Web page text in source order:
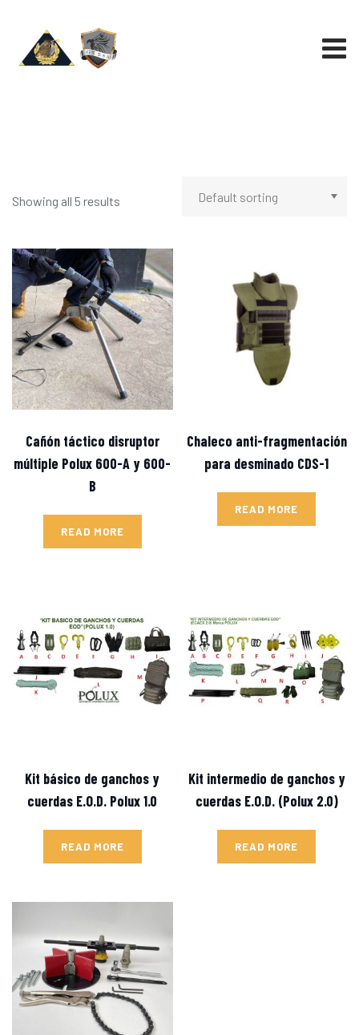
content
Showing all 5 results
Cañón táctico disruptor
múltiple Polux 600-A y 600-
B
READ MORE
Chaleco anti-fragmentación
para desminado CDS-1
READ MORE
Kit básico de ganchos y
cuerdas E.O.D. Polux 1.0
READ MORE
Kit intermedio de ganchos y
cuerdas E.O.D. (Polux 2.0)
READ MORE